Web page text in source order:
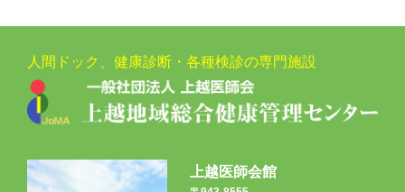
人間ドック、健康診断・各種検診の専門施設
上越医師会館